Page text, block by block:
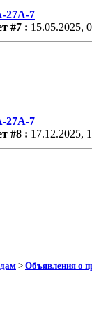
27А-7
#7 : 15.05.2025,
27А-7
#8 : 17.12.2025,
> Объявления о